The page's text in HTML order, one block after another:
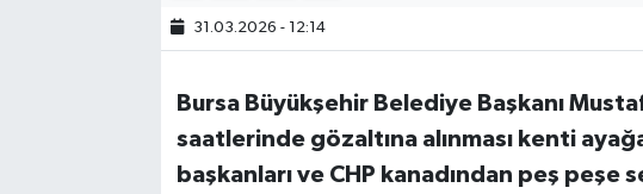
31.03.2026 - 12:14
Bursa Büyükşehir Belediye Başkanı
saatlerinde gözaltına alınması kenti
başkanları ve CHP kanadından peş peşe